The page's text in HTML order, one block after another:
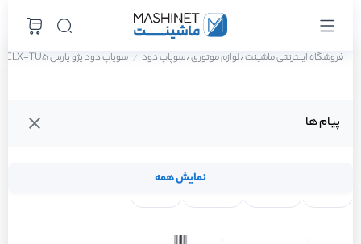
پیام ها
نمایش همه
فروشگاه اینترنتی ماشینت/لوازم موتوری/سوپاپ دود سوپاپ دود پژو پارس ELX-TU5 سال 1401